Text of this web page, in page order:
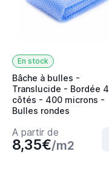
En stock
Bâche à bulles -
Translucide - Bordée 4
côtés - 400 microns -
Bulles rondes
A partir de
8,35€/m2